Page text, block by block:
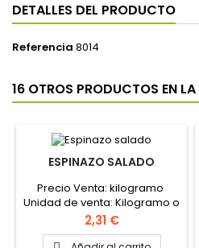
DETALLES DEL PRODUCTO
Referencia 8014
16 OTROS PRODUCTOS EN
ESPINAZO SALADO
Precio Venta: kilogramo
Unidad de venta: Kilogramo o
pieza
Precio
2,31 €